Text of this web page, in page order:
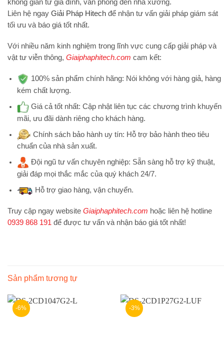
không gian từ gia đình, văn phòng đến nhà xưởng.
Liên hệ ngay Giải Pháp Hitech để nhận tư vấn giải pháp giám sát
tối ưu và báo giá tốt nhất.
Với nhiều năm kinh nghiệm trong lĩnh vực cung cấp giải pháp và
vật tư viễn thông, Giaiphaphitech.com cam kết:
100% sản phẩm chính hãng: Nói không với hàng giả, hàng
kém chất lượng.
Giá cả tốt nhất: Cập nhật liên tục các chương trình khuyến
mãi, ưu đãi dành riêng cho khách hàng.
Chính sách bảo hành uy tín: Hỗ trợ bảo hành theo tiêu
chuẩn của nhà sản xuất.
Đội ngũ tư vấn chuyên nghiệp: Sẵn sàng hỗ trợ kỹ thuật,
giải đáp mọi thắc mắc của quý khách 24/7.
Hỗ trợgiao hàng, vận chuyển.
Truy cập ngay website Giaiphaphitech.com hoặc liên hệ hotline
0939 868 191 để được tư vấn và nhận báo giá tốt nhất!
Sản phẩm tương tự
-6% -3%